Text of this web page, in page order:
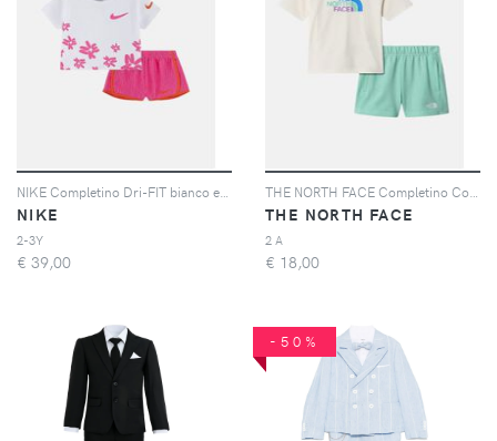
NIKE
2-3Y
€ 39,00
THE NORTH FACE
2 A
€ 18,00
-50%